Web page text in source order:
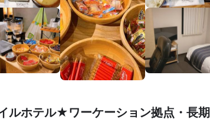
ルホテル★ワーケーション拠点・長期